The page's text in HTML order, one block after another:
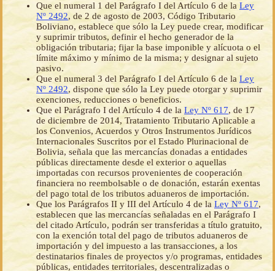
Que el numeral 1 del Parágrafo I del Artículo 6 de laLey
Nº 2492, de 2 de agosto de 2003, Código Tributario
Boliviano, establece que sólo la Ley puede crear, modificar
y suprimir tributos, definir el hecho generador de la
obligación tributaria; fijar la base imponible y alícuota o el
límite máximo y mínimo de la misma; y designar al sujeto
pasivo.
Que el numeral 3 del Parágrafo I del Artículo 6 de la Ley
Nº 2492, dispone que sólo la Ley puede otorgar y suprimir
exenciones, reducciones o beneficios.
Que el Parágrafo I del Artículo 4 de la Ley Nº 617, de 17
de diciembre de 2014, Tratamiento Tributario Aplicable a
los Convenios, Acuerdos y Otros Instrumentos Jurídicos
Internacionales Suscritos por el Estado Plurinacional de
Bolivia, señala que las mercancías donadas a entidades
públicas directamente desde el exterior o aquellas
importadas con recursos provenientes de cooperación
financiera no reembolsable o de donación, estarán exentas
del pago total de los tributos aduaneros de importación.
Que los Parágrafos II y III del Artículo 4 de la Ley Nº 617,
establecen que las mercancías señaladas en el Parágrafo I
del citado Artículo, podrán ser transferidas a título gratuito,
con la exención total del pago de tributos aduaneros de
importación y del impuesto a las transacciones, a los
destinatarios finales de proyectos y/o programas, entidades
públicas, entidades territoriales, descentralizadas o